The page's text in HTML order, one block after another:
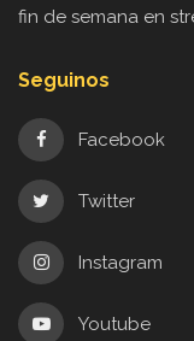
fin de semana en
Seguinos
Facebook
Twitter
Instagram
Youtube